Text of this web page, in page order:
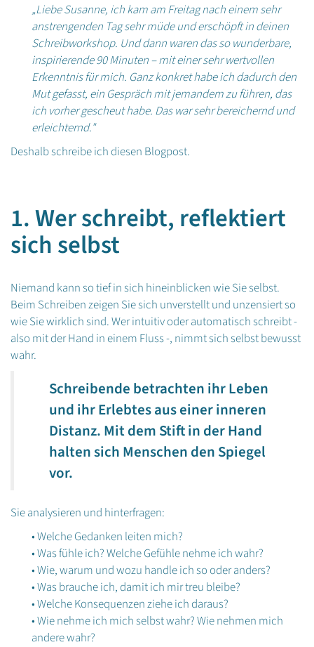
„Liebe Susanne, ich kam am Freitag nach einem sehr
anstrengenden Tag sehr müde und erschöpft in deinen
Schreibworkshop. Und dann waren das so wunderbare,
inspirierende 90 Minuten – mit einer sehr wertvollen
Erkenntnis für mich. Ganz konkret habe ich dadurch den
Mut gefasst, ein Gespräch mit jemandem zu führen, das
ich vorher gescheut habe. Das war sehr bereichernd und
erleichternd."
Deshalb schreibe ich diesen Blogpost.
1. Wer schreibt, reflektiert
sich selbst
Niemand kann so tief in sich hineinblicken wie Sie selbst.
Beim Schreiben zeigen Sie sich unverstellt und unzensiert so
wie Sie wirklich sind. Wer intuitiv oder automatisch schreibt -
also mit der Hand in einem Fluss -, nimmt sich selbst bewusst
wahr.
Schreibende betrachten ihr Leben
und ihr Erlebtes aus einer inneren
Distanz. Mit dem Stift in der Hand
halten sich Menschen den Spiegel
vor.
Sie analysieren und hinterfragen:
• Welche Gedanken leiten mich?
• Was fühle ich? Welche Gefühle nehme ich wahr?
• Wie, warum und wozu handle ich so oder anders?
• Was brauche ich, damit ich mir treu bleibe?
• Welche Konsequenzen ziehe ich daraus?
• Wie nehme ich mich selbst wahr? Wie nehmen mich
andere wahr?